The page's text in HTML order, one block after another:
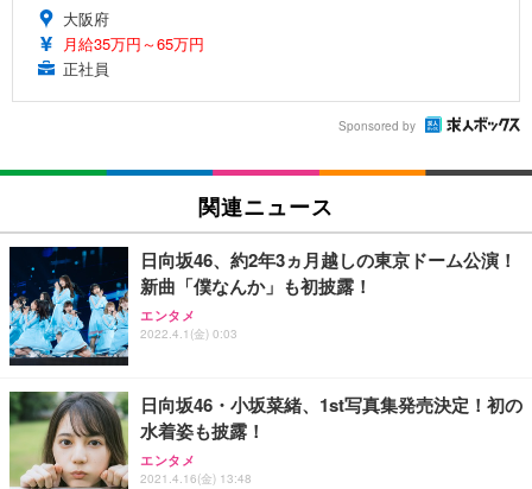
大阪府
月給35万円～65万円
正社員
Sponsored by
関連ニュース
日向坂46、約2年3ヵ月越しの東京ドーム公演！
新曲「僕なんか」も初披露！
エンタメ
2022.4.1(金) 0:03
日向坂46・小坂菜緒、1st写真集発売決定！初の
水着姿も披露！
エンタメ
2021.4.16(金) 13:48